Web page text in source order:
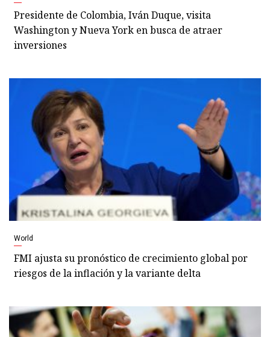
Presidente de Colombia, Iván Duque, visita
Washington y Nueva York en busca de atraer
inversiones
World
FMI ajusta su pronóstico de crecimiento global por
riesgos de la inflación y la variante delta